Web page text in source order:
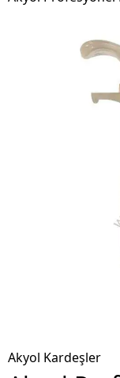
Akyol Kardeşler